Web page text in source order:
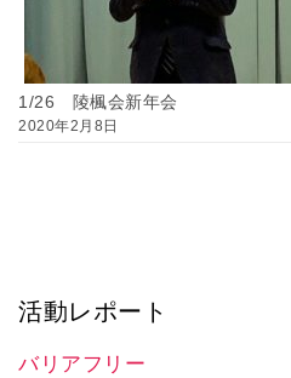
1/26 陵楓会新年会
2020年2月8日
活動レポート
バリアフリー